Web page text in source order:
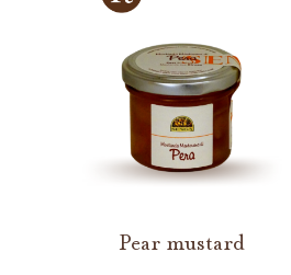
Pear mustard